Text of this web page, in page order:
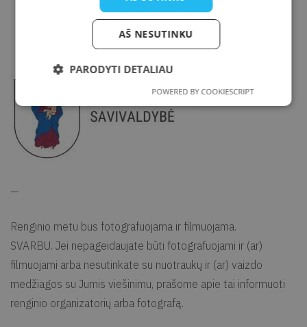
—
Renginio metu bus fotografuojama ir filmuojama.
SVARBU. Jei nepageidaujate būti fotografuojami ir (ar)
filmuojami arba nesutinkate su nuotraukų ir (ar) vaizdo
medžiagos su Jumis viešinimu, prašome apie tai informuoti
renginio organizatorių arba fotografą.
AŠ NESUTINKU
PARODYTI DETALIAU
POWERED BY COOKIESCRIPT